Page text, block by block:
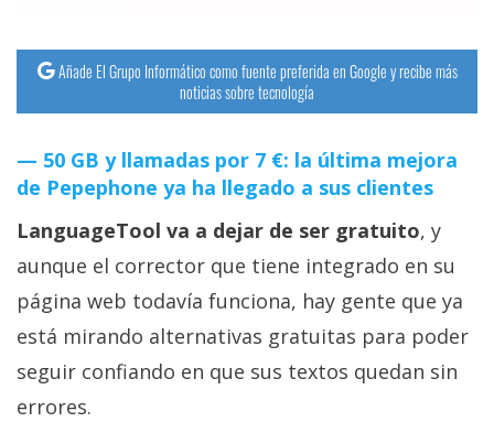
Tutoriales
Ciberseguridad
Sistemas
operativos
Profesional
+
temas
Añade El Grupo Informático como fuente preferida en Google y recibe más
noticias sobre tecnología
50 GB y llamadas por 7 €: la última mejora
de Pepephone ya ha llegado a sus clientes
LanguageTool va a dejar de ser gratuito, y
aunque el corrector que tiene integrado en su
página web todavía funciona, hay gente que ya
está mirando alternativas gratuitas para poder
seguir confiando en que sus textos quedan sin
errores.